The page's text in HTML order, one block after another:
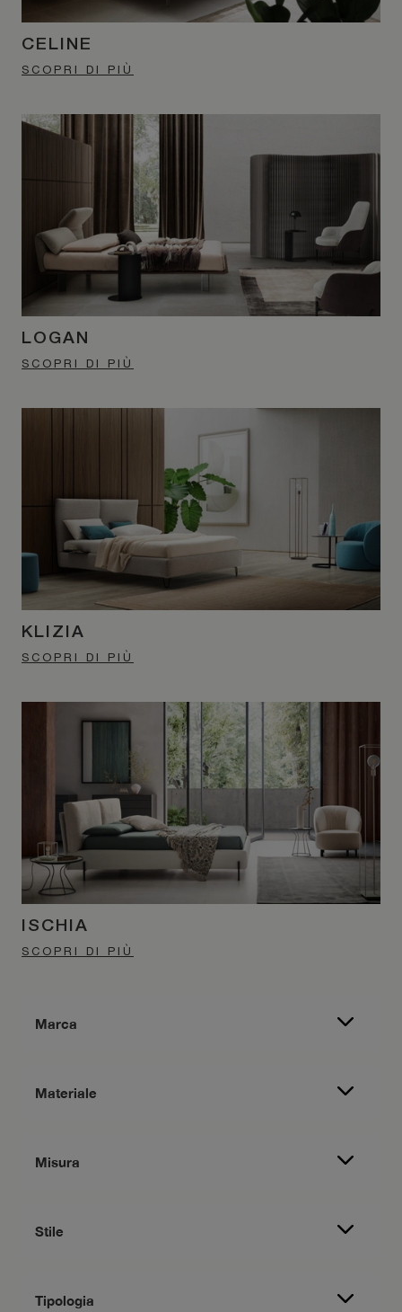
Marca
Materiale
Misura
Stile
Tipologia
CELINE
SCOPRI DI PIÙ
LOGAN
SCOPRI DI PIÙ
KLIZIA
SCOPRI DI PIÙ
ISCHIA
SCOPRI DI PIÙ